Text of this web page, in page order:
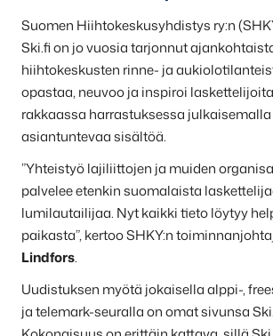
Suomen Hiihtokeskusyhdistys ry:n
Ski.fi on jo vuosia tarjonnut
hiihtokeskusten rinne- ja
opastaa, neuvoo ja inspiroi
rakkaassa harrastuksessa
asiantuntevaa sisältöä.
”Yhteistyö lajiliittojen ja muiden
palvelee etenkin suomalaista
lumilautailijaa. Nyt kaikki tieto löytyy
paikasta”, kertoo SHKY:n
Lindfors.
Uudistuksen myötä jokaisella alppi-,
ja telemark-seuralla on omat sivunsa